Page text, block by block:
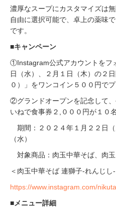
濃厚なスープにカスタマイズは
⾃由に選択可能で、卓上の薬味
です。
■キャンペーン
①Instagram公式アカウントをフ
日（水）、２月１日（木）の２
０）」をワンコイン５００円でプ
②グランドオープンを記念して
いねで食事券２,０００円が１０
期間：２０２４年１月２２日
（水）
対象商品：肉玉中華そば、肉
＜⾁⽟中華そば 連獅子-れんじ
https://www.instagram.com/
■メニュー詳細